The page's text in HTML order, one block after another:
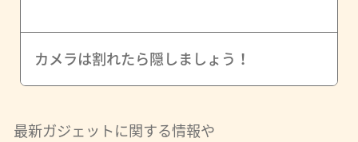
カメラは割れたら隠しましょう！
最新ガジェットに関する情報や